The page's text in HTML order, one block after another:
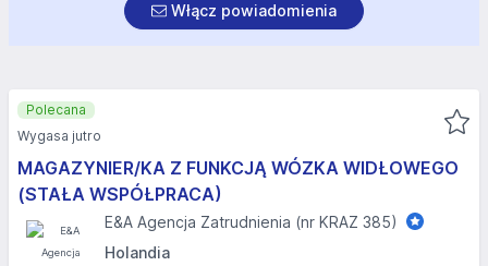
Włącz powiadomienia
MAGAZYNIER/KA Z FUNKCJĄ WÓZKA WIDŁOWEGO
(STAŁA WSPÓŁPRACA)
E&A Agencja Zatrudnienia (nr KRAZ 385)
Holandia
Polecana
Wygasa jutro